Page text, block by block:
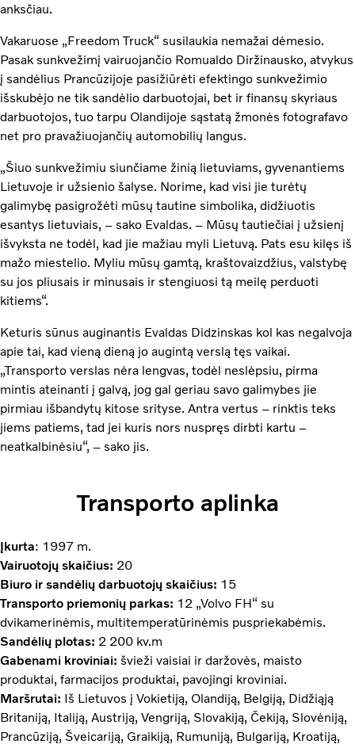
anksčiau.
Vakaruose „Freedom Truck“ susilaukia nemažai dėmesio.
Pasak sunkvežimį vairuojančio Romualdo Diržinausko, atvykus
į sandėlius Prancūzijoje pasižiūrėti efektingo sunkvežimio
išskubėjo ne tik sandėlio darbuotojai, bet ir finansų skyriaus
darbuotojos, tuo tarpu Olandijoje sąstatą žmonės fotografavo
net pro pravažiuojančių automobilių langus.
„Šiuo sunkvežimiu siunčiame žinią lietuviams, gyvenantiems
Lietuvoje ir užsienio šalyse. Norime, kad visi jie turėtų
galimybę pasigrožėti mūsų tautine simbolika, didžiuotis
esantys lietuviais, – sako Evaldas. – Mūsų tautiečiai į užsienį
išvyksta ne todėl, kad jie mažiau myli Lietuvą. Pats esu kilęs iš
mažo miestelio. Myliu mūsų gamtą, kraštovaizdžius, valstybę
su jos pliusais ir minusais ir stengiuosi tą meilę perduoti
kitiems“.
Keturis sūnus auginantis Evaldas Didzinskas kol kas negalvoja
apie tai, kad vieną dieną jo augintą verslą tęs vaikai.
„Transporto verslas nėra lengvas, todėl neslėpsiu, pirma
mintis ateinanti į galvą, jog gal geriau savo galimybes jie
pirmiau išbandytų kitose srityse. Antra vertus – rinktis teks
jiems patiems, tad jei kuris nors nuspręs dirbti kartu –
neatkalbinėsiu“, – sako jis.
Transporto aplinka
Įkurta: 1997 m.
Vairuotojų skaičius: 20
Biuro ir sandėlių darbuotojų skaičius: 15
Transporto priemonių parkas: 12 „Volvo FH“ su
dvikamerinėmis, multitemperatūrinėmis puspriekabėmis.
Sandėlių plotas: 2 200 kv.m
Gabenami kroviniai: švieži vaisiai ir daržovės, maisto
produktai, farmacijos produktai, pavojingi kroviniai.
Maršrutai: Iš Lietuvos į Vokietiją, Olandiją, Belgiją, Didžiąją
Britaniją, Italiją, Austriją, Vengriją, Slovakiją, Čekiją, Slovėniją,
Prancūziją, Šveicariją, Graikiją, Rumuniją, Bulgariją, Kroatiją,